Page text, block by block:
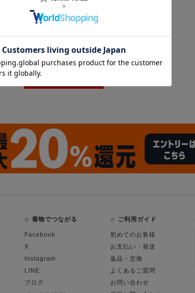
着物でつながる
Facebook
X
Instagram
LINE
ブログ
ご利用ガイド
初めてのお客様
お支払い・発送
返品・交換
よくあるご質問
お問い合わせ